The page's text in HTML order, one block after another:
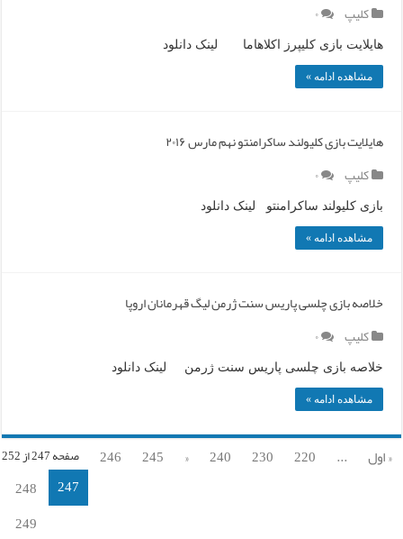
کلیپ
۰
هایلایت بازی کلیپرز اکلاهاما لینک دانلود
مشاهده ادامه »
هایلایت بازی کلیولند ساکرامنتو نهم مارس ۲۰۱۶
کلیپ
۰
بازی کلیولند ساکرامنتو لینک دانلود
مشاهده ادامه »
خلاصه بازی چلسی پاریس سنت ژرمن لیگ قهرمانان اروپا
کلیپ
۰
خلاصه بازی چلسی پاریس سنت ژرمن لینک دانلود
مشاهده ادامه »
صفحه 247 از 252 « اول ...
220
230
240
«
245
246
247
248
249